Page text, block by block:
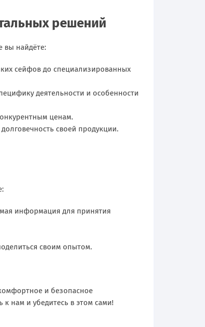
решений
вы найдёте:
сейфов до специализированных
деятельности и особенности
ценам.
своей продукции.
информация для принятия
своим опытом.
и безопасное
нам и убедитесь в этом сами!